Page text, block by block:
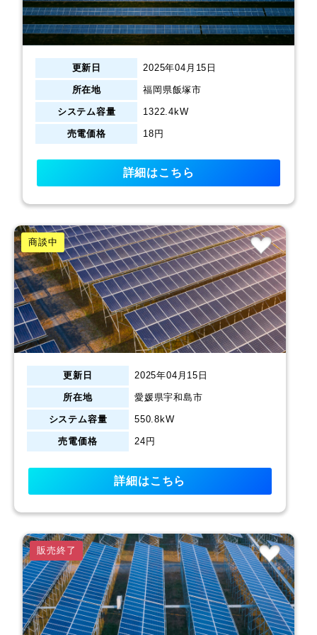
更新日 2025年04月15日
所在地 福岡県飯塚市
システム容量 1322.4kW
売電価格 18円
詳細はこちら
商談中
更新日 2025年04月15日
所在地 愛媛県宇和島市
システム容量 550.8kW
売電価格 24円
詳細はこちら
販売終了